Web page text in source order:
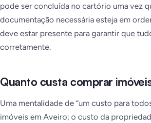
pode ser concluída no cartório uma vez
documentação necessária esteja em
deve estar presente para garantir que
corretamente.
Quanto custa comprar
Uma mentalidade de “um custo para
imóveis em Aveiro; o custo da